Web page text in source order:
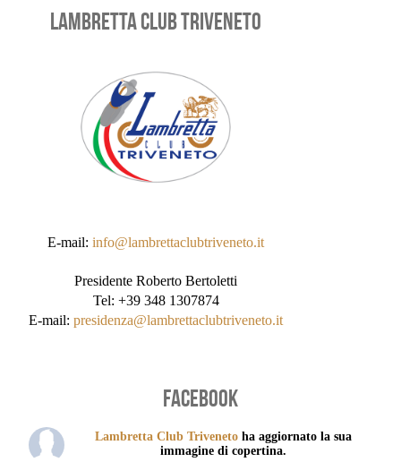
LAMBRETTA CLUB TRIVENETO
E-mail: info@lambrettaclubtriveneto.it
Presidente Roberto Bertoletti
Tel: +39 348 1307874
E-mail: presidenza@lambrettaclubtriveneto.it
FACEBOOK
Lambretta Club Triveneto ha aggiornato la sua
immagine di copertina.